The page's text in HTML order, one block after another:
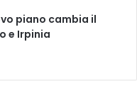
piano cambia il
e Irpinia